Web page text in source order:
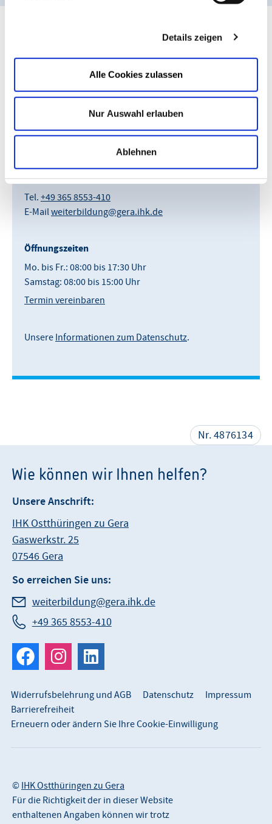
Details zeigen
Alle Cookies zulassen
Nur Auswahl erlauben
Ablehnen
IHK.Die Weiterbildung | Ostthüringen
“Der Klügere macht weiter”
):
Gaswerkstr. 25, 07546 Gera
Tel. +49 365 8553-410
E-Mailweiterbildung@gera.ihk.de
Öffnungszeiten
Mo. bis Fr.: 08:00 bis 17:30 Uhr
Samstag: 08:00 bis 15:00 Uhr
Termin vereinbaren
Unsere Informationen zum Datenschutz.
Nr. 4876134
Wie können wir Ihnen helfen?
Unsere Anschrift:
IHK Ostthüringen zu Gera
Gaswerkstr. 25
07546 Gera
So erreichen Sie uns:
weiterbildung@gera.ihk.de
+49 365 8553-410
© IHK Ostthüringen zu Gera
Für die Richtigkeit der in dieser Website
enthaltenen Angaben können wir trotz
Widerrufsbelehrung und AGB Datenschutz
Impressum
Barrierefreiheit
Erneuern oder ändern Sie Ihre Cookie-Einwilligung